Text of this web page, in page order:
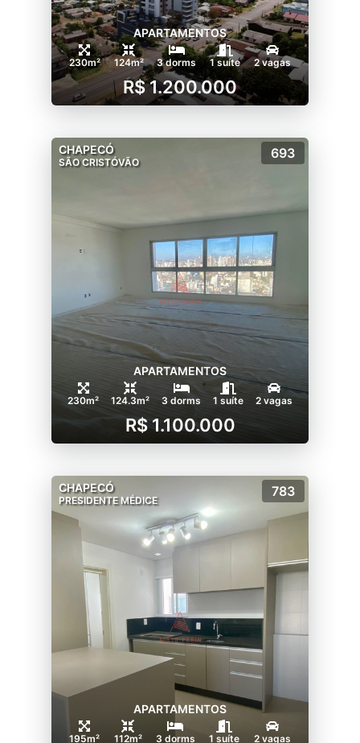
APARTAMENTOS
230m² 124m² 3 dorms 1 suíte 2 vagas
R$ 1.200.000
CHAPECÓ
SÃO CRISTÓVÃO
693
APARTAMENTOS
230m² 124.3m² 3 dorms 1 suíte 2 vagas
R$ 1.100.000
CHAPECÓ
PRESIDENTE MÉDICE
783
APARTAMENTOS
195m² 112m² 3 dorms 1 suíte 2 vagas